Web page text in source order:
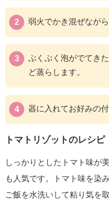
弱火でかき混ぜなが
ぷくぷく泡がでてき
ど蒸らします。
器に入れてお好みの
トマトリゾットのレシピ
しっかりとしたトマト味が
も人気です。トマト味を染
ご飯を水洗いして粘り気を